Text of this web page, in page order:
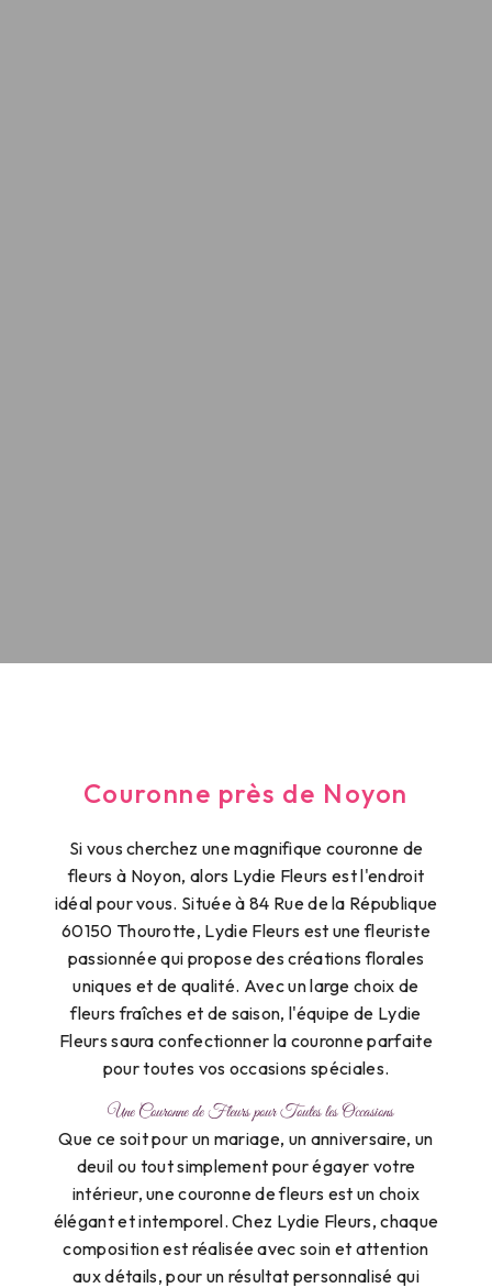
Couronne près de Noyon
Si vous cherchez une magnifique couronne de
fleurs à Noyon, alors Lydie Fleurs est l'endroit
idéal pour vous. Située à 84 Rue de la République
60150 Thourotte, Lydie Fleurs est une fleuriste
passionnée qui propose des créations florales
uniques et de qualité. Avec un large choix de
fleurs fraîches et de saison, l'équipe de Lydie
Fleurs saura confectionner la couronne parfaite
pour toutes vos occasions spéciales.
Une Couronne de Fleurs pour Toutes les Occasions
Que ce soit pour un mariage, un anniversaire, un
deuil ou tout simplement pour égayer votre
intérieur, une couronne de fleurs est un choix
élégant et intemporel. Chez Lydie Fleurs, chaque
composition est réalisée avec soin et attention
aux détails, pour un résultat personnalisé qui